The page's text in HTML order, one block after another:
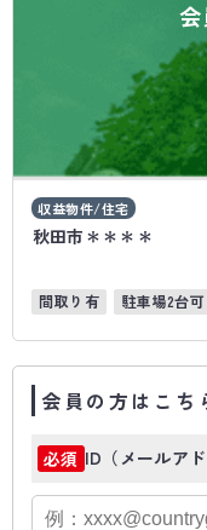
収益物件/住宅
秋田市＊＊＊＊
間取り有
駐車場2台可
会員の方はこち
必須 ID（メールアド